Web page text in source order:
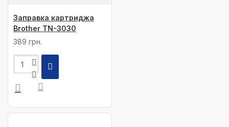
Заправка картриджа
Brother TN-3030
389 грн.